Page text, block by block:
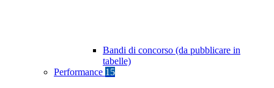
Bandi di concorso (da pubblicare in
tabelle)
Performance 15